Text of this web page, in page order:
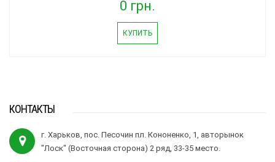
0 грн.
КУПИТЬ
КОНТАКТЫ
г. Харьков, пос. Песочин пл. Кононенко, 1, авторынок
"Лоск" (Восточная сторона) 2 ряд, 33-35 место.